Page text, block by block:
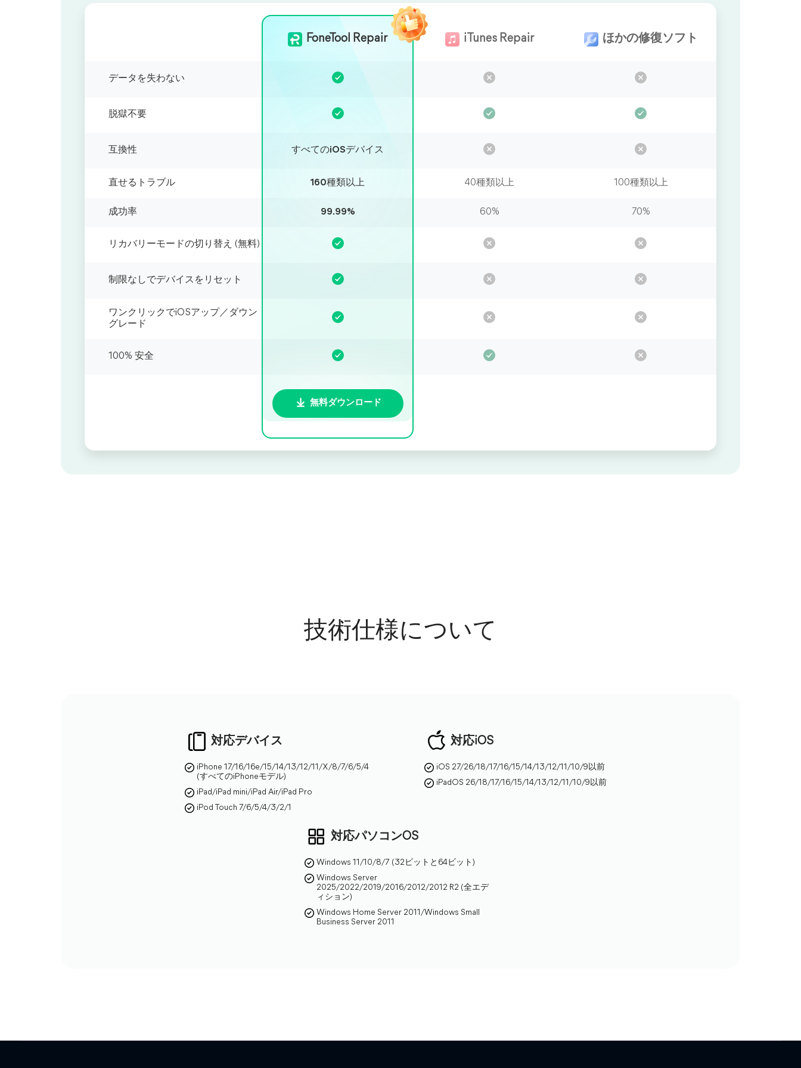
FoneTool Repair iTunes Repair ほかの修復ソフト
データを失わない
脱獄不要
互換性 すべてのiOSデバイス
直せるトラブル 160種類以上 40種類以上 100種類以上
成功率 99.99% 60% 70%
リカバリーモードの切り替え (無料)
制限なしでデバイスをリセット
ワンクリックでiOSアップ／ダウン
グレード
100% 安全
無料ダウンロード
技術仕様について
対応デバイス
iPhone 17/16/16e/15/14/13/12/11/X/8/7/6/5/4
(すべてのiPhoneモデル)
iPad/iPad mini/iPad Air/iPad Pro
iPod Touch 7/6/5/4/3/2/1
対応iOS
iOS 27/26/18/17/16/15/14/13/12/11/10/9以前
iPadOS 26/18/17/16/15/14/13/12/11/10/9以前
対応パソコンOS
Windows 11/10/8/7 (32ビットと64ビット)
Windows Server
2025/2022/2019/2016/2012/2012 R2 (全エデ
ィション)
Windows Home Server 2011/Windows Small
Business Server 2011